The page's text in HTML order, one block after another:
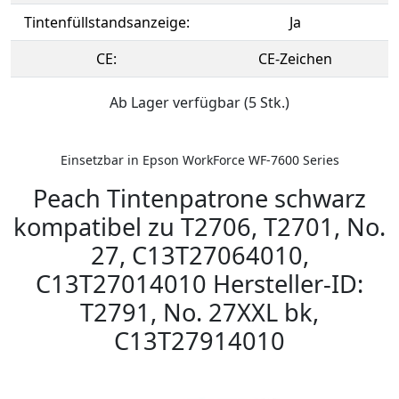
Tintenfüllstandsanzeige:
Ja
CE:
CE-Zeichen
Ab Lager verfügbar (5 Stk.)
Einsetzbar in Epson WorkForce WF-7600 Series
Peach Tintenpatrone schwarz
kompatibel zu T2706, T2701, No.
27, C13T27064010,
C13T27014010 Hersteller-ID:
T2791, No. 27XXL bk,
C13T27914010